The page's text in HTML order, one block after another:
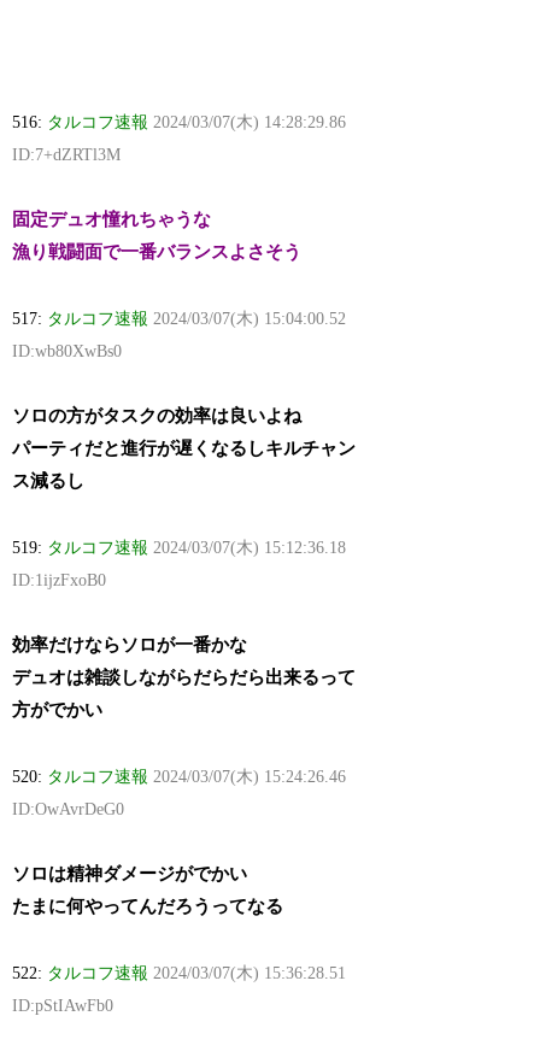
516: タルコフ速報 2024/03/07(木) 14:28:29.86
ID:7+dZRTl3M
固定デュオ憧れちゃうな
漁り戦闘面で一番バランスよさそう
517: タルコフ速報 2024/03/07(木) 15:04:00.52
ID:wb80XwBs0
ソロの方がタスクの効率は良いよね
パーティだと進行が遅くなるしキルチャン
ス減るし
519: タルコフ速報 2024/03/07(木) 15:12:36.18
ID:1ijzFxoB0
効率だけならソロが一番かな
デュオは雑談しながらだらだら出来るって
方がでかい
520: タルコフ速報 2024/03/07(木) 15:24:26.46
ID:OwAvrDeG0
ソロは精神ダメージがでかい
たまに何やってんだろうってなる
522: タルコフ速報 2024/03/07(木) 15:36:28.51
ID:pStIAwFb0